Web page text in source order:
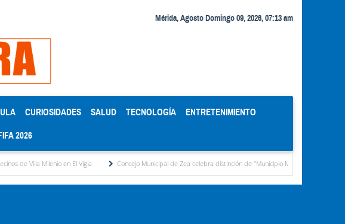
Mérida, Agosto Domingo 09, 2026, 07:13 am
CURIOSIDADES SALUD TECNOLOGÍA ENTRETENIMIENTO
2026
en El Vigía Concejo Municipal de Zea celebra distinción de "Municipio Modelo de Venezuela" otorgada